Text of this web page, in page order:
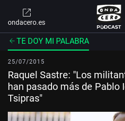
ondacero.es
TE DOY MI PALABRA
25/07/2015
Raquel Sastre: "Los
han pasado más de Pablo
Tsipras"